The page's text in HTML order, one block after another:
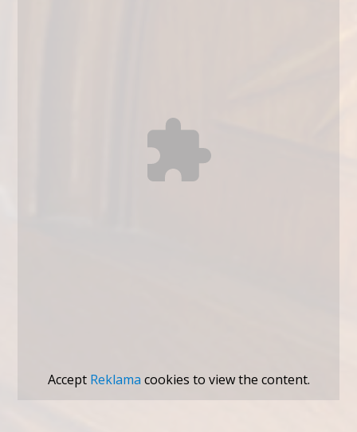
Accept Reklama cookies to view the content.